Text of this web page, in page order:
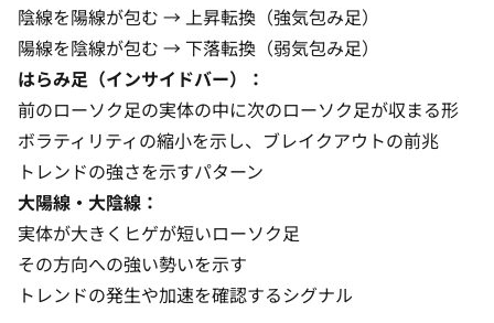
陰線を陽線が包む → 上昇転換（強気包み足）
陽線を陰線が包む → 下落転換（弱気包み足）
はらみ足（インサイドバー）：
前のローソク足の実体の中に次のローソク足が収まる形
ボラティリティの縮小を示し、ブレイクアウトの前兆
トレンドの強さを示すパターン
大陽線・大陰線：
実体が大きくヒゲが短いローソク足
その方向への強い勢いを示す
トレンドの発生や加速を確認するシグナル